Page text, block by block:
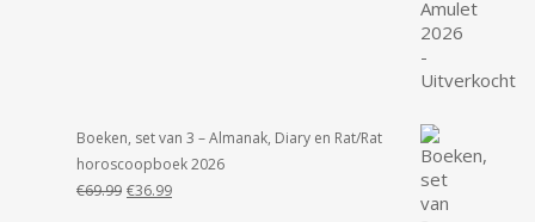
Boeken, set van 3 – Almanak, Diary en Rat/Rat
horoscoopboek 2026
€69.99 Oorspronkelijke
€36.99Huidige